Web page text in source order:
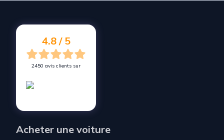
Vendez votre voiture à
4.8 / 5
2450 avis clients sur
Acheter une voiture